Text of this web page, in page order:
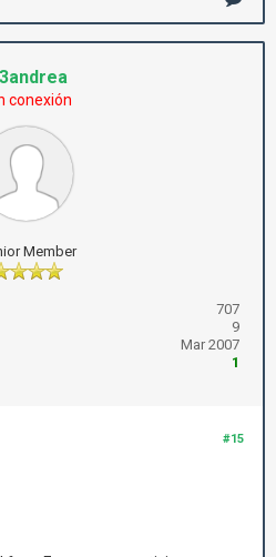
conexión
Member
707
9
Mar 2007
1
#15